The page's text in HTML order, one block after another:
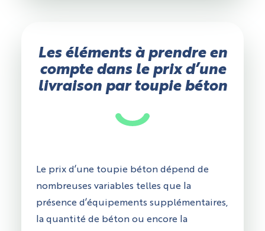
Les éléments à prendre en
compte dans le prix d’une
livraison par toupie béton
Le prix d’une toupie béton dépend de
nombreuses variables telles que la
présence d’équipements supplémentaires,
la quantité de béton ou encore la